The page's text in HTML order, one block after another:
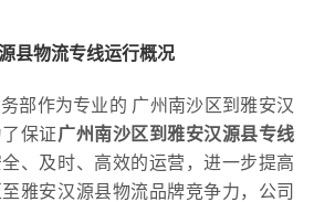
县物流专线运行概况
部作为专业的 广州南沙区到雅安汉
保证广州南沙区到雅安汉源县专线
、及时、高效的运营，进一步提高
雅安汉源县物流品牌竞争力，公司